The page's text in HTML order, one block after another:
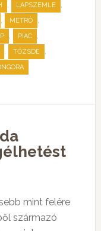
, LAPSZEMLE ,
, METRÓ ,
, PIAC ,
, TŐZSDE ,
mint felére
származó